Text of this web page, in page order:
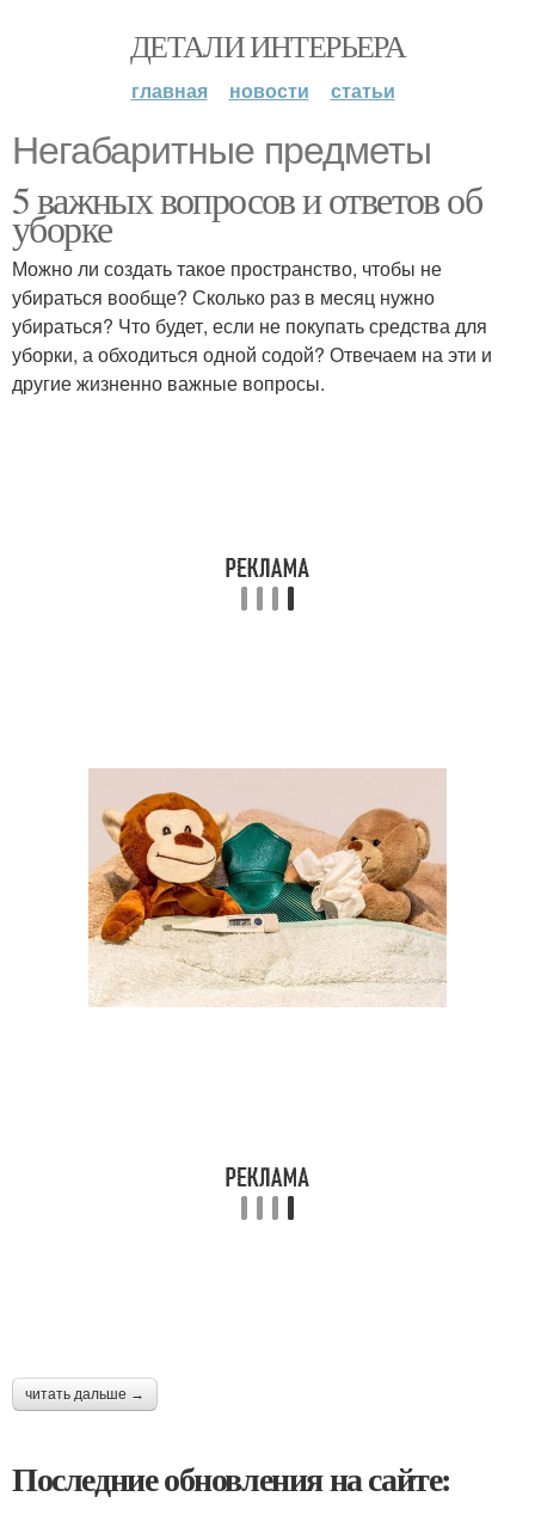
ДЕТАЛИ ИНТЕРЬЕРА
главная новости статьи
Негабаритные предметы
5 важных вопросов и ответов об
уборке
Можно ли создать такое пространство, чтобы не
убираться вообще? Сколько раз в месяц нужно
убираться? Что будет, если не покупать средства для
уборки, а обходиться одной содой? Отвечаем на эти и
другие жизненно важные вопросы.
читать дальше →
Последние обновления на сайте: